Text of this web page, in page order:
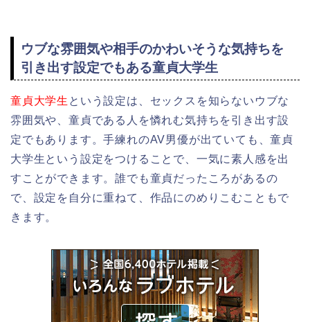
ウブな雰囲気や相手のかわいそうな気持ちを
引き出す設定でもある童貞大学生
童貞大学生 という設定は、セックスを知らないウブな
雰囲気や、童貞である人を憐れむ気持ちを引き出す設
定でもあります。手練れのAV男優が出ていても、童貞
大学生という設定をつけることで、一気に素人感を出
すことができます。誰でも童貞だったころがあるの
で、設定を自分に重ねて、作品にのめりこむこともで
きます。